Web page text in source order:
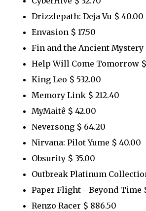
Drizzlepath: Deja Vu $ 40.00
Envasion $ 17.50
Fin and the Ancient Mystery
Help Will Come Tomorrow
King Leo $ 532.00
Memory Link $ 212.40
MyMaitê $ 42.00
Neversong $ 64.20
Nirvana: Pilot Yume $ 40.00
Obsurity $ 35.00
Outbreak Platinum
Paper Flight - Beyond Time
Renzo Racer $ 886.50